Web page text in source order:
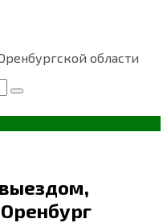
области
выездом,